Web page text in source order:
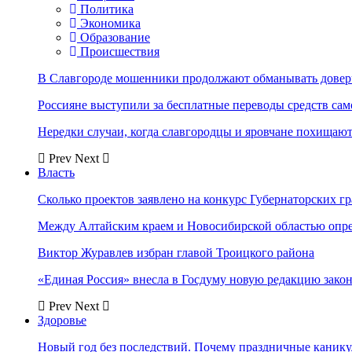
Политика
Экономика
Образование
Происшествия
В Славгороде мошенники продолжают обманывать
Россияне выступили за бесплатные переводы средств
Нередки случаи, когда славгородцы и яровчане
Prev Next
Власть
Сколько проектов заявлено на конкурс Губернаторских
Между Алтайским краем и Новосибирской областью
Виктор Журавлев избран главой Троицкого района
«Единая Россия» внесла в Госдуму новую редакцию
Prev Next
Здоровье
Новый год без последствий. Почему праздничные